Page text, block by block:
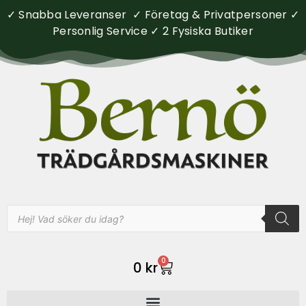
✓ Snabba Leveranser ✓ Företag & Privatpersoner ✓
Personlig Service ✓ 2 Fysiska Butiker
0 kr 0